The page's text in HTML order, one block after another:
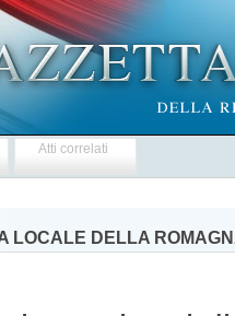
Atti correlati
LOCALE DELLA